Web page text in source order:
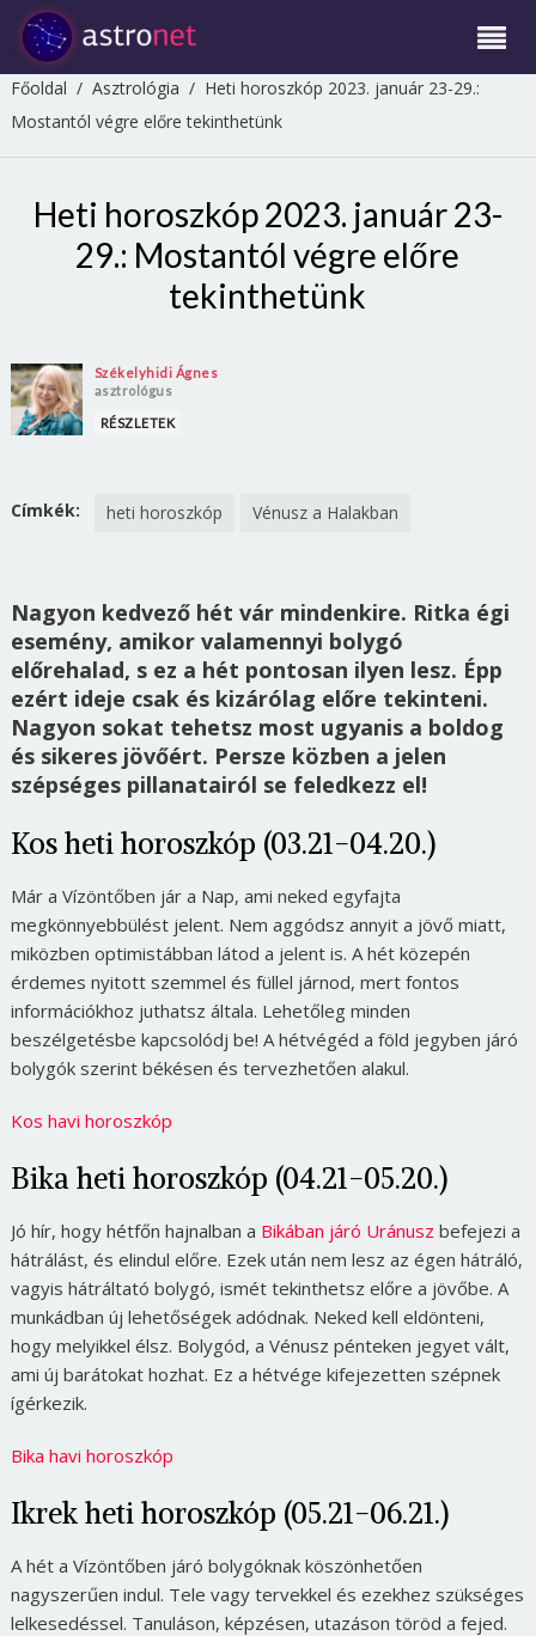
Főoldal / Asztrológia / Heti horoszkóp 2023. január 23-29.:
Mostantól végre előre tekinthetünk
Heti horoszkóp 2023. január 23-
29.: Mostantól végre előre
tekinthetünk
Székelyhidi Ágnes
asztrológus
RÉSZLETEK
Címkék: heti horoszkóp Vénusz a Halakban
Nagyon kedvező hét vár mindenkire. Ritka égi
esemény, amikor valamennyi bolygó
előrehalad, s ez a hét pontosan ilyen lesz. Épp
ezért ideje csak és kizárólag előre tekinteni.
Nagyon sokat tehetsz most ugyanis a boldog
és sikeres jövőért. Persze közben a jelen
szépséges pillanatairól se feledkezz el!
Kos heti horoszkóp (03.21-04.20.)
Már a Vízöntőben jár a Nap, ami neked egyfajta
megkönnyebbülést jelent. Nem aggódsz annyit a jövő miatt,
miközben optimistábban látod a jelent is. A hét közepén
érdemes nyitott szemmel és füllel járnod, mert fontos
információkhoz juthatsz általa. Lehetőleg minden
beszélgetésbe kapcsolódj be! A hétvégéd a föld jegyben járó
bolygók szerint békésen és tervezhetően alakul.
Kos havi horoszkóp
Bika heti horoszkóp (04.21-05.20.)
Jó hír, hogy hétfőn hajnalban a Bikában járó Uránusz befejezi a
hátrálást, és elindul előre. Ezek után nem lesz az égen hátráló,
vagyis hátráltató bolygó, ismét tekinthetsz előre a jövőbe. A
munkádban új lehetőségek adódnak. Neked kell eldönteni,
hogy melyikkel élsz. Bolygód, a Vénusz pénteken jegyet vált,
ami új barátokat hozhat. Ez a hétvége kifejezetten szépnek
ígérkezik.
Bika havi horoszkóp
Ikrek heti horoszkóp (05.21-06.21.)
A hét a Vízöntőben járó bolygóknak köszönhetően
nagyszerűen indul. Tele vagy tervekkel és ezekhez szükséges
lelkesedéssel. Tanuláson, képzésen, utazáson töröd a fejed.